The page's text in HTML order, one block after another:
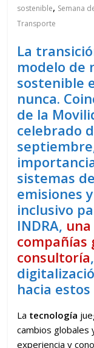
sostenible, Semana
Transporte
La
modelo de
sostenible
nunca.
de la
celebrado
sistemas
emisiones
inclusivo
INDRA,
compañías
consultoría
hacia
La tecnología
cambios globales
experiencia y